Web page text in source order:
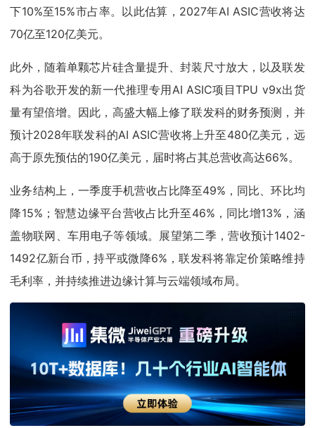
下10%至15%市占率。以此估算，2027年AI ASIC营收将达
70亿至120亿美元。
此外，随着单颗芯片硅含量提升、封装尺寸放大，以及联发
科为谷歌开发的新一代推理专用AI ASIC项目TPU v9x出货
量有望倍增。因此，高盛大幅上修了联发科的财务预测，并
预计2028年联发科的AI ASIC营收将上升至480亿美元，远
高于原先预估的190亿美元，届时将占其总营收高达66%。
业务结构上，一季度手机营收占比降至49%，同比、环比均
降15%；智慧边缘平台营收占比升至46%，同比增13%，涵
盖物联网、车用电子等领域。展望第二季，营收预计1402-
1492亿新台币，持平或微降6%，联发科将靠定价策略维持
毛利率，并持续推进边缘计算与云端领域布局。